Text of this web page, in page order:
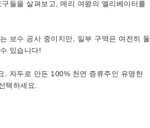
들을 살펴보고, 메리 여왕의 엘리베이터를
보수 공사 중이지만, 일부 구역은 여전히 ​​둘
있습니다!
. 자두로 만든 100% 천연 증류주인 유명한
택하세요.